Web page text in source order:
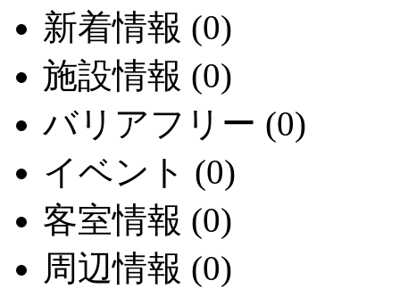
新着情報 (0)
施設情報 (0)
バリアフリー (0)
イベント (0)
客室情報 (0)
周辺情報 (0)